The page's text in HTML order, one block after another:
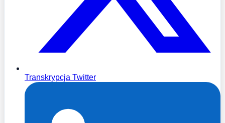
Transkrypcja Twitter